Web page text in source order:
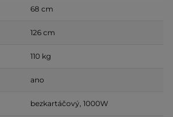
68 cm
126 cm
110 kg
ano
bezkartáčový, 1000W